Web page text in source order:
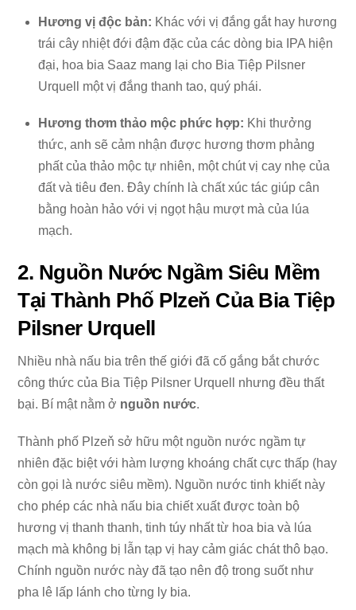
Hương vị độc bản: Khác với vị đắng gắt hay hương
trái cây nhiệt đới đậm đặc của các dòng bia IPA hiện
đại, hoa bia Saaz mang lại cho Bia Tiệp Pilsner
Urquell một vị đắng thanh tao, quý phái.
Hương thơm thảo mộc phức hợp: Khi thưởng
thức, anh sẽ cảm nhận được hương thơm phảng
phất của thảo mộc tự nhiên, một chút vị cay nhẹ của
đất và tiêu đen. Đây chính là chất xúc tác giúp cân
bằng hoàn hảo với vị ngọt hậu mượt mà của lúa
mạch.
2. Nguồn Nước Ngầm Siêu Mềm
Tại Thành Phố Plzeň Của Bia Tiệp
Pilsner Urquell
Nhiều nhà nấu bia trên thế giới đã cố gắng bắt chước
công thức của Bia Tiệp Pilsner Urquell nhưng đều thất
bại. Bí mật nằm ở nguồn nước.
Thành phố Plzeň sở hữu một nguồn nước ngầm tự
nhiên đặc biệt với hàm lượng khoáng chất cực thấp (hay
còn gọi là nước siêu mềm). Nguồn nước tinh khiết này
cho phép các nhà nấu bia chiết xuất được toàn bộ
hương vị thanh thanh, tinh túy nhất từ hoa bia và lúa
mạch mà không bị lẫn tạp vị hay cảm giác chát thô bạo.
Chính nguồn nước này đã tạo nên độ trong suốt như
pha lê lấp lánh cho từng ly bia.